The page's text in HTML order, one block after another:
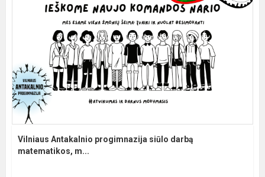
Vilniaus Antakalnio progimnazija siūlo darbą
matematikos, m...